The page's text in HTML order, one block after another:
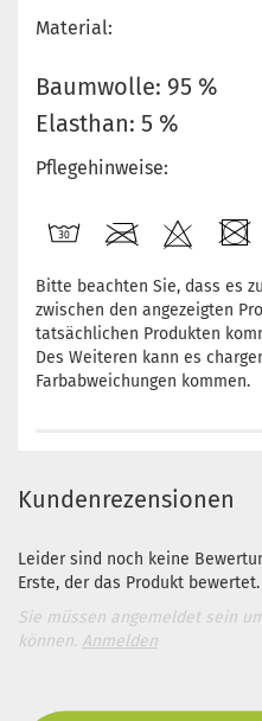
Material:
Baumwolle: 95 %
Elasthan: 5 %
Pflegehinweise:
Bitte beachten Sie, dass es
zwischen den angezeigten
tatsächlichen Produkten
Des Weiteren kann es
Farbabweichungen kommen.
Kundenrezensionen
Leider sind noch keine
Erste, der das Produkt bewertet.
Sie müssen angemeldet sein
können. Anmelden